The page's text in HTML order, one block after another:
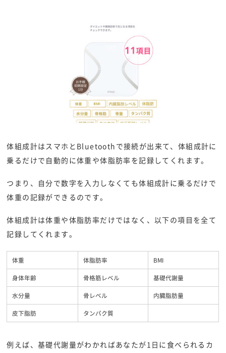
体組成計はスマホとBluetoothで接続が出来て、体組成計に
乗るだけで自動的に体重や体脂肪率を記録してくれます。
つまり、自分で数字を入力しなくても体組成計に乗るだけで
体重の記録ができるのです。
体組成計は体重や体脂肪率だけではなく、以下の項目を全て
記録してくれます。
体重 体脂肪率
BMI
身体年齢
骨格筋レベル
基礎代謝量
水分量
骨レベル
内臓脂肪量
皮下脂肪
タンパク質
例えば、基礎代謝量がわかればあなたが1日に食べられるカ